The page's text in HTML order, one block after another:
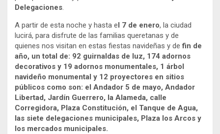
Delegaciones.
A partir de esta noche y hasta el 7 de enero, la ciudad
lucirá, para disfrute de las familias queretanas y de
quienes nos visitan en estas fiestas navideñas y defin de
año, un total de: 92 guirnaldas de luz, 174 adornos
decorativos y 19 adornos monumentales, 1 árbol
navideño monumental y 12 proyectores en sitios
públicos como son: el Andador 5 de mayo, Andador
Libertad, Jardín Guerrero, la Alameda, calle
Corregidora, Plaza Constitución, el Tanque de Agua,
las siete delegaciones municipales, Plaza los Arcos y
los mercados municipales.